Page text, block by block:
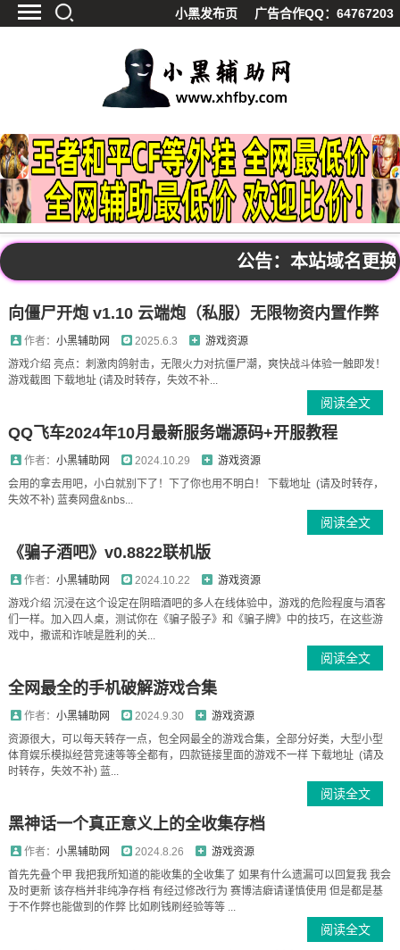
小黑发布页 广告合作QQ：64767203
精品软件
源码分享
资源宝库
影视解析
站内公告
公告：本站域名更换
向僵尸开炮 v1.10 云端炮（私服）无限物资内置作弊
作者： 小黑辅助网 2025.6.3
游戏资源
游戏介绍 亮点：刺激肉鸽射击，无限火力对抗僵尸潮，爽快战斗体验一触即发！
游戏截图 下载地址 (请及时转存，失效不补...
阅读全文
QQ飞车2024年10月最新服务端源码+开服教程
作者： 小黑辅助网 2024.10.29
游戏资源
会用的拿去用吧，小白就别下了！下了你也用不明白！ 下载地址 (请及时转存，
失效不补) 蓝奏网盘&nbs...
阅读全文
《骗子酒吧》v0.8822联机版
作者： 小黑辅助网 2024.10.22
游戏资源
游戏介绍 沉浸在这个设定在阴暗酒吧的多人在线体验中，游戏的危险程度与酒客
们一样。加入四人桌，测试你在《骗子骰子》和《骗子牌》中的技巧，在这些游
戏中，撒谎和诈唬是胜利的关...
阅读全文
全网最全的手机破解游戏合集
作者： 小黑辅助网 2024.9.30
游戏资源
资源很大，可以每天转存一点，包全网最全的游戏合集，全部分好类，大型小型
体育娱乐模拟经营竞速等等全都有，四款链接里面的游戏不一样 下载地址 (请及
时转存，失效不补) 蓝...
阅读全文
黑神话一个真正意义上的全收集存档
作者： 小黑辅助网 2024.8.26
游戏资源
首先先叠个甲 我把我所知道的能收集的全收集了 如果有什么遗漏可以回复我 我会
及时更新 该存档并非纯净存档 有经过修改行为 赛博洁癖请谨慎使用 但是都是基
于不作弊也能做到的作弊 比如刷钱刷经验等等 ...
阅读全文